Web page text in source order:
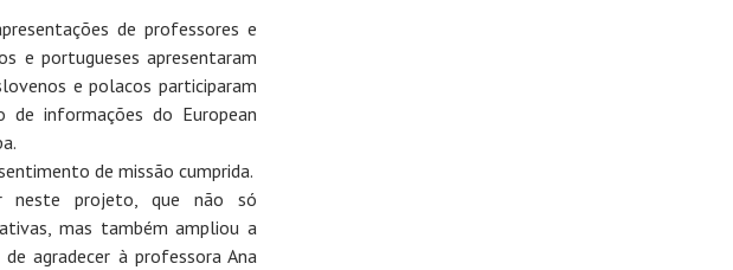
de professores e
e portugueses apresentaram
e polacos participaram
de informações do European
de missão cumprida.
neste projeto, que não só
mas também ampliou a
agradecer à professora Ana